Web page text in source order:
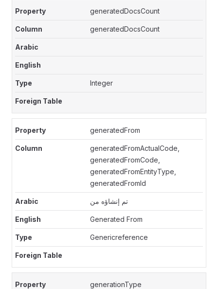
generatedDocsCount
generatedDocsCount
Integer
generatedFrom
generatedFromActualCode,
generatedFromCode,
generatedFromEntityType,
generatedFromId
تم إنشاؤه من
Generated From
Genericreference
generationType